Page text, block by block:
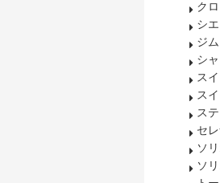
ク
シ
ジ
シ
ス
ス
ス
セ
ソ
ソ